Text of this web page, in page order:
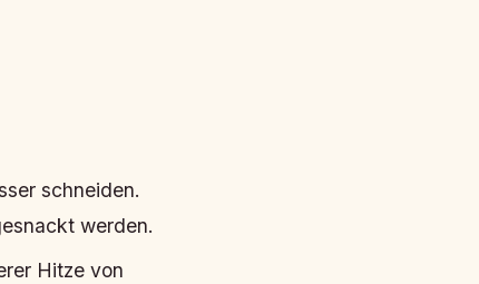
schneiden.
werden.
Hitze von